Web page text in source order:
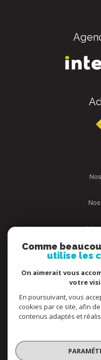
© 2026 |
Comme
utilise les
On aimerait vous
votre
En poursuivant, vous
cookies par ce site, afin
contenus adaptés et